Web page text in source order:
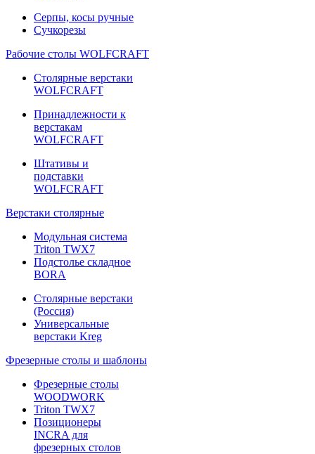
Серпы, косы ручные
Сучкорезы
Рабочие столы WOLFCRAFT
Столярные верстаки
WOLFCRAFT
Принадлежности к
верстакам
WOLFCRAFT
Штативы и
подставки
WOLFCRAFT
Верстаки столярные
Модульная система
Triton TWX7
Подстолье складное
BORA
Столярные верстаки
(Россия)
Универсальные
верстаки Kreg
Фрезерные столы и шаблоны
Фрезерные столы
WOODWORK
Triton TWX7
Позиционеры
INCRA для
фрезерных столов